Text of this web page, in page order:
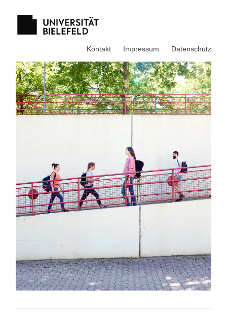
Kontakt Impressum Datenschutz